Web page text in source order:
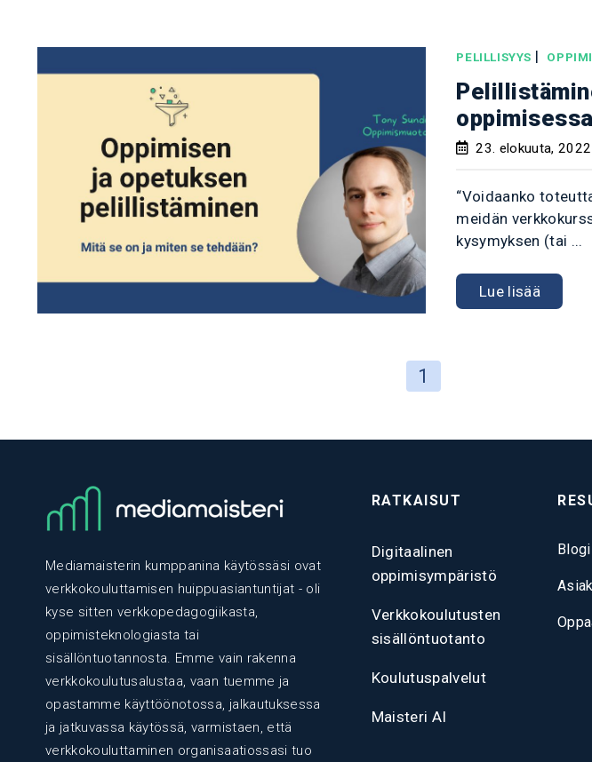
PELILLISYYS |
23. elokuuta, 2022
“Voidaanko
meidän
kysymyksen (tai ...
Lue lisää
1
Mediamaisterin kumppanina käytössäsi ovat
verkkokouluttamisen huippuasiantuntijat - oli
kyse sitten verkkopedagogiikasta,
oppimisteknologiasta tai
sisällöntuotannosta. Emme vain rakenna
verkkokoulutusalustaa, vaan tuemme ja
opastamme käyttöönotossa, jalkautuksessa
ja jatkuvassa käytössä, varmistaen, että
verkkokouluttaminen organisaatiossasi tuo
RATKAISUT
Digitaalinen
oppimisympäristö
Verkkokoulutusten
sisällöntuotanto
Koulutuspalvelut
Maisteri AI
Blogi